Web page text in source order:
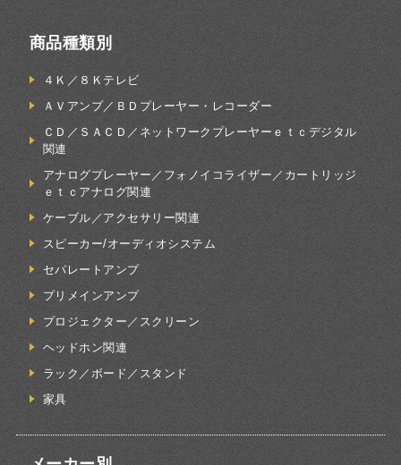
商品種類別
４Ｋ／８Ｋテレビ
ＡＶアンプ／ＢＤプレーヤー・レコーダー
ＣＤ／ＳＡＣＤ／ネットワークプレーヤーｅｔｃデジタル
関連
アナログプレーヤー／フォノイコライザー／カートリッジ
ｅｔｃアナログ関連
ケーブル／アクセサリー関連
スピーカー/オーディオシステム
セパレートアンプ
プリメインアンプ
プロジェクター／スクリーン
ヘッドホン関連
ラック／ボード／スタンド
家具